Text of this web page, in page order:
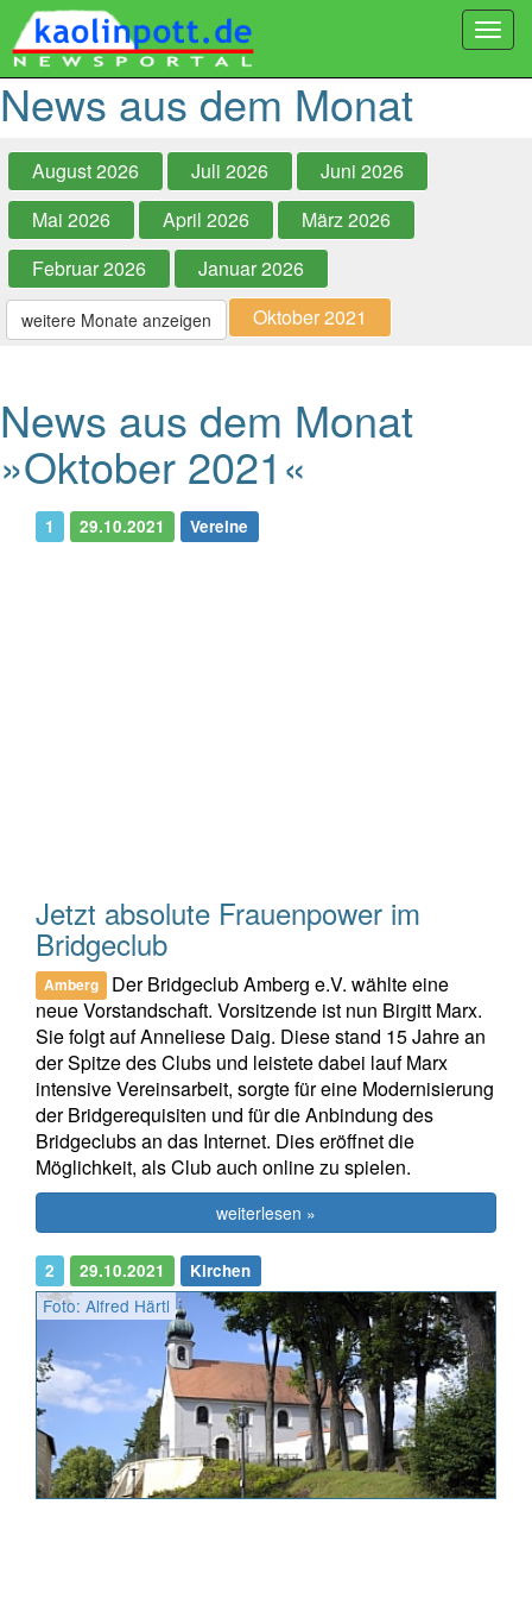
News aus dem Monat
August 2026 Juli 2026
Juni 2026
Mai 2026
April 2026
März 2026
Februar 2026
Januar 2026
weitere Monate anzeigen Oktober 2021
News aus dem Monat
»Oktober 2021«
1 29.10.2021 Vereine
Jetzt absolute Frauenpower im
Bridgeclub
Amberg
Der Bridgeclub Amberg e.V. wählte eine
neue Vorstandschaft. Vorsitzende ist nun Birgitt Marx.
Sie folgt auf Anneliese Daig. Diese stand 15 Jahre an
der Spitze des Clubs und leistete dabei lauf Marx
intensive Vereinsarbeit, sorgte für eine Modernisierung
der Bridgerequisiten und für die Anbindung des
Bridgeclubs an das Internet. Dies eröffnet die
Möglichkeit, als Club auch online zu spielen.
weiterlesen »
2 29.10.2021 Kirchen
Foto: Alfred Härtl